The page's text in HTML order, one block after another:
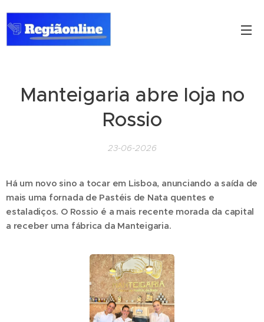
Manteigaria abre loja no
Rossio
23-06-2026
Há um novo sino a tocar em Lisboa, anunciando a saída de
mais uma fornada de Pastéis de Nata quentes e
estaladiços. O Rossio é a mais recente morada da capital
a receber uma fábrica da Manteigaria.